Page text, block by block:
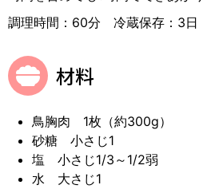
調理時間：60分 冷蔵保存：3
材料
鳥胸肉 1枚（約300g）
砂糖 小さじ1
塩 小さじ1/3～1/2弱
水 大さじ1